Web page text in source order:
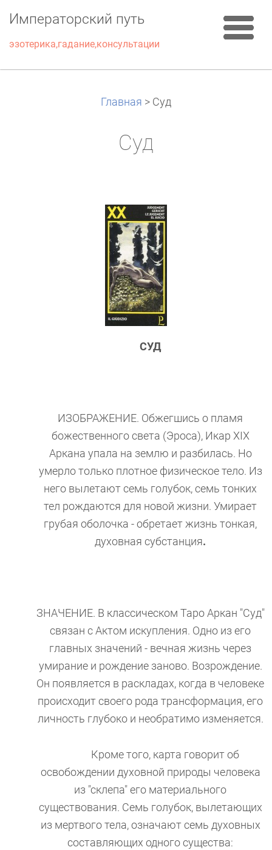
Императорский путь
эзотерика,гадание,консультации
Главная > Суд
Суд
СУД
ИЗОБРАЖЕНИЕ. Обжегшись о пламя
божественного света (Эроса), Икар XIX
Аркана упала на землю и разбилась. Но
умерло только плотное физическое тело. Из
него вылетают семь голубок, семь тонких
тел рождаются для новой жизни. Умирает
грубая оболочка - обретает жизнь тонкая,
духовная субстанция.
ЗНАЧЕНИЕ. В классическом Таро Аркан "Суд"
связан с Актом искупления. Одно из его
главных значений - вечная жизнь через
умирание и рождение заново. Возрождение.
Он появляется в раскладах, когда в человеке
происходит своего рода трансформация, его
личность глубоко и необратимо изменяется.
Кроме того, карта говорит об
освобождении духовной природы человека
из "склепа" его материального
существования. Семь голубок, вылетающих
из мертвого тела, означают семь духовных
составляющих одного существа: